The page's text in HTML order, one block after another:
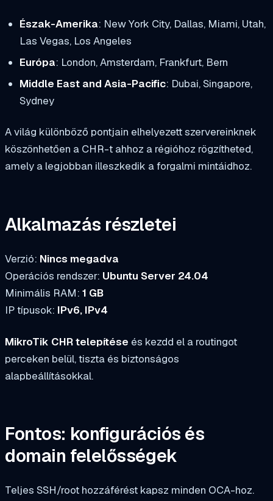
Észak-Amerika: New York City, Dallas, Miami, Utah,
Las Vegas, Los Angeles
Európa: London, Amsterdam, Frankfurt, Bern
Middle East and Asia-Pacific: Dubai, Singapore,
Sydney
A világ különböző pontjain elhelyezett szervereinknek
köszönhetően a CHR-t ahhoz a régióhoz rögzítheted,
amely a legjobban illeszkedik a forgalmi mintáidhoz.
Alkalmazás részletei
Verzió: Nincs megadva
Operációs rendszer: Ubuntu Server 24.04
Minimális RAM: 1 GB
IP típusok: IPv6, IPv4
MikroTik CHR telepítése és kezdd el a routingot
perceken belül, tiszta és biztonságos
alapbeállításokkal.
Fontos: konfigurációs és
domain felelősségek
Teljes SSH/root hozzáférést kapsz minden OCA-hoz.